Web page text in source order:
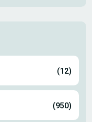
(12)
(950)